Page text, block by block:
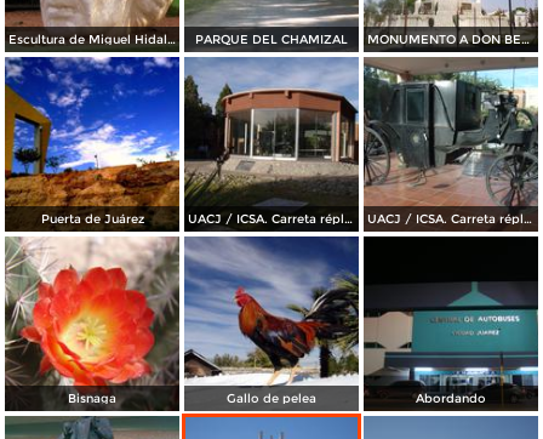
Escultura de Miguel Hidalgo PARQUE DEL CHAMIZAL MONUMENTO A DON BENITO JUAREZ
Puerta de Juárez UACJ / ICSA. Carreta réplica de la transportó a Benito Juárez hasta Paso del Norte UACJ / ICSA. Carreta réplica de la transportó a Benito Juárez hasta Paso del Norte
Bisnaga Gallo de pelea Abordando